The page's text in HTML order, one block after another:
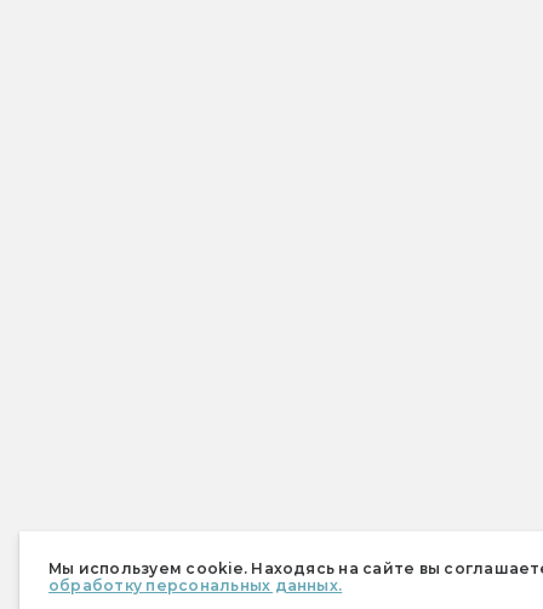
Мы используем cookie. Находясь на сайте вы
обработку персональных данных.